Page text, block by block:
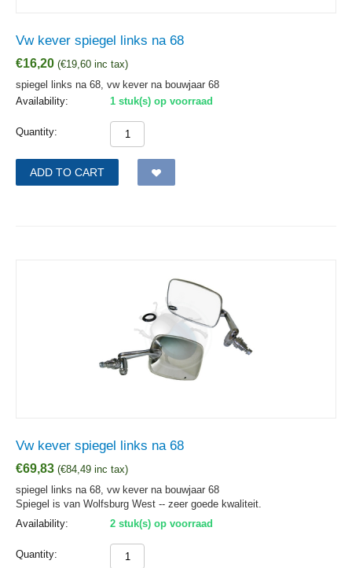
Vw kever spiegel links na 68
€16,20 (€19,60 inc tax)
spiegel links na 68, vw kever na bouwjaar 68
Availability:
1 stuk(s) op voorraad
Quantity:
ADD TO CART
Vw kever spiegel links na 68
€69,83 (€84,49 inc tax)
spiegel links na 68, vw kever na bouwjaar 68
Spiegel is van Wolfsburg West -- zeer goede kwaliteit.
Availability:
2 stuk(s) op voorraad
Quantity: